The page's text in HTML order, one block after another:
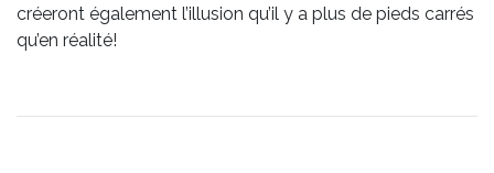
créeront également l’illusion qu’il y a plus de pieds carrés
qu’en réalité!